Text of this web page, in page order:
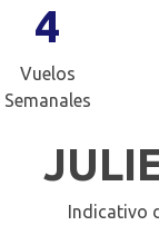
4
Vuelos
Semanales
Indicativo